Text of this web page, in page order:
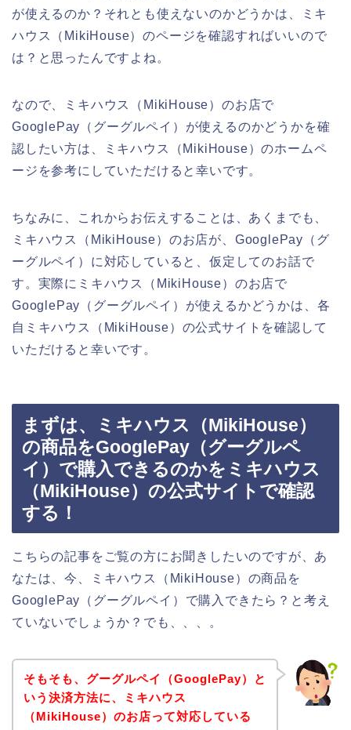
が使えるのか？それとも使えないのかどうかは、ミキ
ハウス（MikiHouse）のページを確認すればいいので
は？と思ったんですよね。
なので、ミキハウス（MikiHouse）のお店で
GooglePay（グーグルペイ）が使えるのかどうかを確
認したい方は、ミキハウス（MikiHouse）のホームペ
ージを参考にしていただけると幸いです。
ちなみに、これからお伝えすることは、あくまでも、
ミキハウス（MikiHouse）のお店が、GooglePay（グ
ーグルペイ）に対応していると、仮定してのお話で
す。実際にミキハウス（MikiHouse）のお店で
GooglePay（グーグルペイ）が使えるかどうかは、各
自ミキハウス（MikiHouse）の公式サイトを確認して
いただけると幸いです。
まずは、ミキハウス（MikiHouse）
の商品をGooglePay（グーグルペ
イ）で購入できるのかをミキハウス
（MikiHouse）の公式サイトで確認
する！
こちらの記事をご覧の方にお聞きしたいのですが、あ
なたは、今、ミキハウス（MikiHouse）の商品を
GooglePay（グーグルペイ）で購入できたら？と考え
ていないでしょうか？でも、、、。
そもそも、グーグルペイ（GooglePay）と
いう決済方法に、ミキハウス
（MikiHouse）のお店って対応している